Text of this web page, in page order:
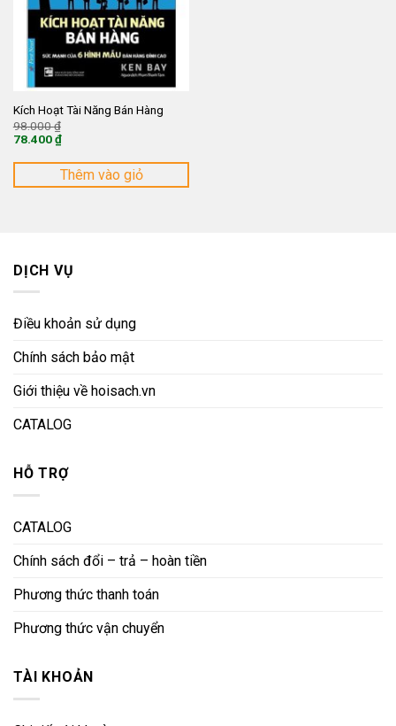
Kích Hoạt Tài Năng Bán Hàng
98.000₫
98.000 ₫.
78.400₫
hiện
là:
Thêm vào giỏ
DỊCH VỤ
Điều khoản sử dụng
Chính sách bảo mật
Giới thiệu về hoisach.vn
CATALOG
HỖ TRỢ
CATALOG
Chính sách đổi – trả – hoàn tiền
Phương thức thanh toán
Phương thức vận chuyển
TÀI KHOẢN